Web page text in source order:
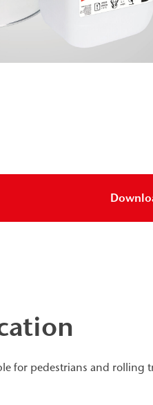
for pedestrians and rolling